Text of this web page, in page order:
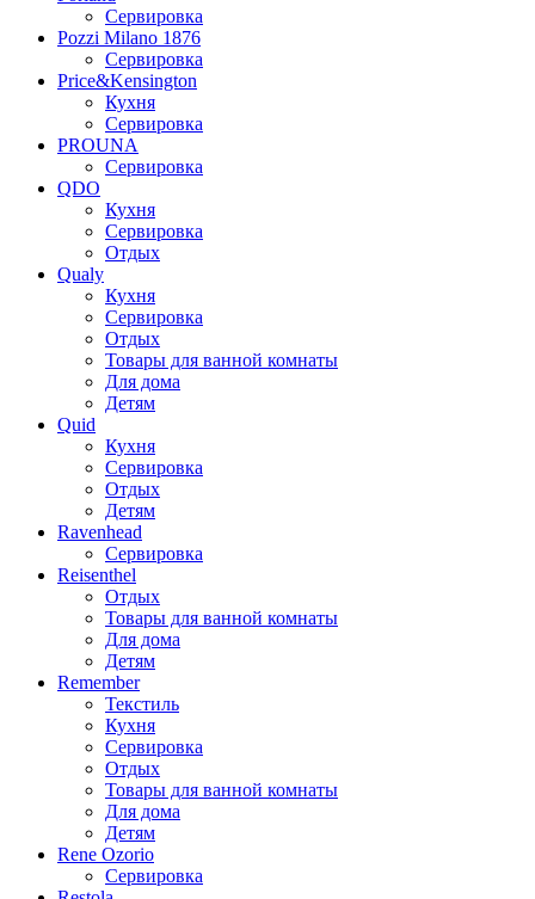
Сервировка
Pozzi Milano 1876
Сервировка
Price&Kensington
Кухня
Сервировка
PROUNA
Сервировка
QDO
Кухня
Сервировка
Отдых
Qualy
Кухня
Сервировка
Отдых
Товары для ванной комнаты
Для дома
Детям
Quid
Кухня
Сервировка
Отдых
Детям
Ravenhead
Сервировка
Reisenthel
Отдых
Товары для ванной комнаты
Для дома
Детям
Remember
Текстиль
Кухня
Сервировка
Отдых
Товары для ванной комнаты
Для дома
Детям
Rene Ozorio
Сервировка